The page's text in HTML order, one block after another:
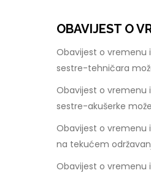
OBAVIJEST O
Obavijest o vremenu
sestre-tehničara
Obavijest o vremenu
sestre-akušerke
Obavijest o vremenu
na tekućem
Obavijest o vremenu